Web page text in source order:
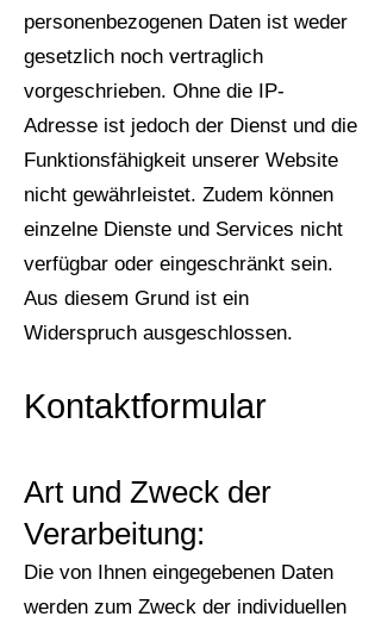
personenbezogenen Daten ist weder
gesetzlich noch vertraglich
vorgeschrieben. Ohne die IP-
Adresse ist jedoch der Dienst und die
Funktionsfähigkeit unserer Website
nicht gewährleistet. Zudem können
einzelne Dienste und Services nicht
verfügbar oder eingeschränkt sein.
Aus diesem Grund ist ein
Widerspruch ausgeschlossen.
Kontaktformular
Art und Zweck der
Verarbeitung:
Die von Ihnen eingegebenen Daten
werden zum Zweck der individuellen